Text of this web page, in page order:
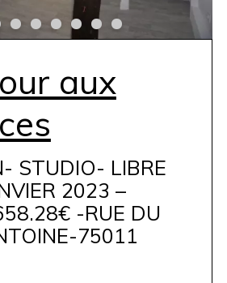
aux
STUDIO- LIBRE
2023 –
-RUE DU
75011